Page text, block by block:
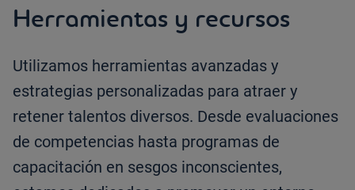
Herramientas y recursos
Utilizamos herramientas avanzadas y
estrategias personalizadas para atraer y
retener talentos diversos. Desde evaluaciones
de competencias hasta programas de
capacitación en sesgos inconscientes,